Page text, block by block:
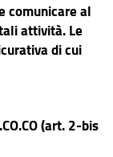
comunicare al
attività. Le
di cui
(art. 2-bis